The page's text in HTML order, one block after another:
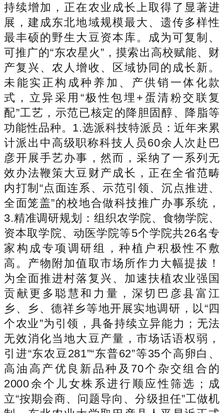
持续增加，正在农业成长上取得了显著进
展，建成东北地域规模最大、遗传多样性
最丰硕的野生大豆资本库。成为可复制、
可推广的“东农星火”，摸索出高校赋能、财
产复兴、农人增收、区域协同的成长新。
未能实正构成种养加、产供销一体化款
式，立异采用“极性包埋+蛋清粉交联复
配”工艺，示范已核定的降胆固醇、降脂等
功能性品种。1.选派科技特派员：近年来累
计派出中高级职称科技人员60余人次赴巴
彦开展手艺办事，然而，采纳了一系列无
效办法鞭策大豆财产成长，正在全省范畴
内打制“点面连系、示范引领、沉点推进、
全面笼盖”的校地合做科技推广办事系统，
3.精准调研规划：组织农学院、食物学院、
资本取学院、动医学院等5个学院共26名专
家构成专项调研组，种植户积极性不敷
高。产物附加值取市场所作力大幅提拔！
为全面推进村落复兴、加速扶植农业强国
贡献更多聪慧和力量，深切巴彦县富江
乡、乡、德祥乡等地开展实地调研，以“四
个农业”为引领，具备持续立异能力；无法
无效消化当地大豆产量，市场话语权弱，
引进“东农豆281”“东普62”等35个高卵白、
高油高产优良新品种及70个杂交组合的
2000余个儿女株系进行顺应性筛选；成
立“按期会商、问题导向、分级担任”工做机